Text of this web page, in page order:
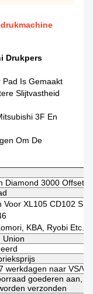
Drukpers
Pad Is Gemaakt
Slijtvastheid
3F En
Om De
Diamond 3000 Offset
Voor XL105 CD102
KBA, Ryobi Etc..
Union
werkdagen naar VS/
goederen aan,
verzonden